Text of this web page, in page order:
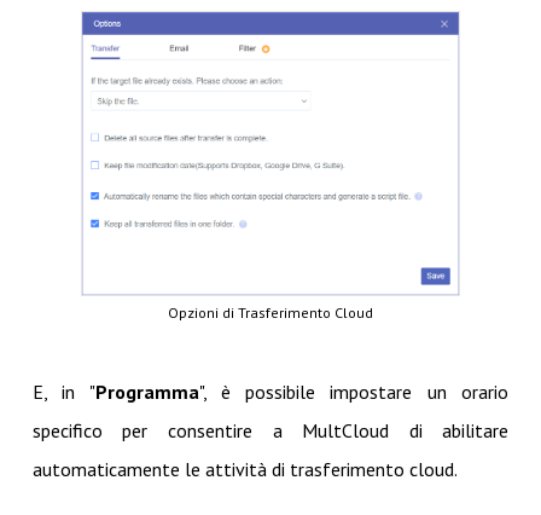
Opzioni di Trasferimento Cloud
E, in "Programma", è possibile impostare un orario
specifico per consentire a MultCloud di abilitare
automaticamente le attività di trasferimento cloud.